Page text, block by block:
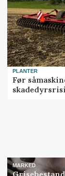
PLANTER
Før
MARKED